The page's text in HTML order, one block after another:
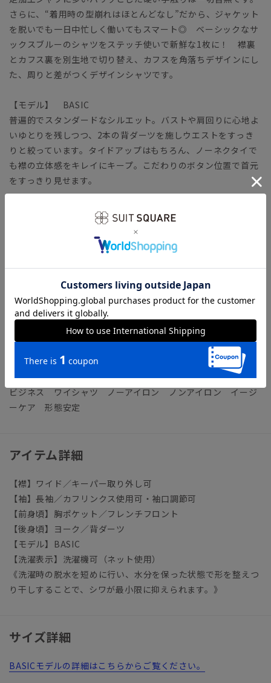
さらに、“着用時の型崩れはほとんどなし”だから、ジャケット
を脱いでも一日中忙しく働いてもスマート◎ ベーシックなサ
ックスブルーのシャツをステッチ使いで新鮮な1枚に！ 襟裏
とカフス裏を別生地で切り替え、カフスを角落ちデザインにし
た、周りと差がつくデザインシャツです。
【モデル】 BASIC
普遍的でスタンダードなシルエット。バストや肩回りに心地よ
いゆとりを残しつつ、2本の背ダーツを施しウエストをすっき
りと絞っています。タイドアップはもちろん、ノーネクタイで
も襟の立体感をキレイにキープ。こだわりのボタン位置で首元
をすっきり見せます。
コットン本来の風合いや機能性をキープしつつ、ポリエステル
をブレンドして強度を高めています。
【機能】
NON IRON（ノンアイロン）／言葉通り“アイロン掛けが不
要”な、画期的な『NON IRON』ドレスシャツです。
【参考情報】The Style Dictionary
◆スーツに合うワイシャツおすすめ12選｜おしゃれ＆失敗しな
いシャツの選び方
ビジネス ワイシャツ ノーアイロン ノンアイロン イージ
ーケア 形態安定
アイテム詳細
【襟】ワイド／キーパー取り外し可
【袖】長袖／カフリンクス使用可・袖口調節可
【前身頃】胸ポケット／フレンチフロント
【後身頃】ヨーク／背ダーツ
【モデル】BASIC
【洗濯表示】洗濯機可（ネット使用）
《洗濯時の脱水を短めに行い、水分を保った状態で形を整えつ
り干しすることで、シワが最小限に抑えられます。》
サイズ詳細
BASICモデルの詳細はこちらからご覧ください。